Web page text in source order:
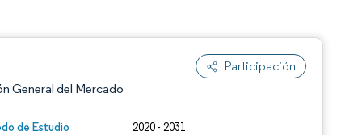
Participación
General del Mercado
de Estudio 2020 - 2031